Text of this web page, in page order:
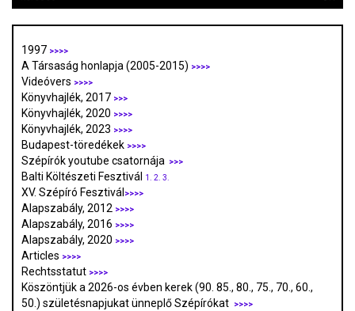
1997 >>>>
A Társaság honlapja (2005-2015) >>>>
Videóvers >>>>
Könyvhajlék, 2017 >>>
Könyvhajlék, 2020 >>>>
Könyvhajlék, 2023 >>>>
Budapest-töredékek >>>>
Szépírók youtube csatornája >>>
Balti Költészeti Fesztivál 1. 2. 3.
XV. Szépíró Fesztivál >>>>
Alapszabály, 2012 >>>>
Alapszabály, 2016 >>>>
Alapszabály, 2020 >>>>
Articles >>>>
Rechtsstatut >>>>
Köszöntjük a 2026-os évben kerek (90. 85., 80., 75., 70., 60.,
50.) születésnapjukat ünneplő Szépírókat
>>>>